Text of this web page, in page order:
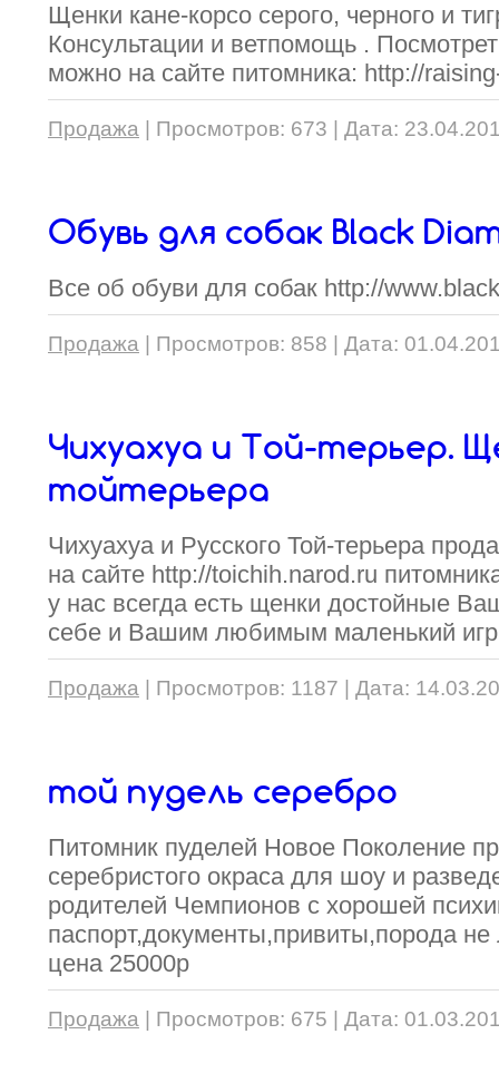
Щенки кане-корсо серого, черного и
Консультации и ветпомощь .
можно на сайте питомника: http://
Продажа Просмотров: 673 Дата:
Обувь для собак Black
Все об обуви для собак http://
Продажа Просмотров: 858 Дата:
Чихуахуа и Той-терьер.
тойтерьера
Чихуахуа и Русского Той-терьера
на сайте http://toichih.narod.ru
у нас всегда есть щенки достойные
себе и Вашим любимым маленький
Продажа Просмотров: 1187 Дата:
той пудель серебро
Питомник пуделей Новое Поколение
серебристого окраса для шоу и
родителей Чемпионов с хорошей
паспорт,документы,привиты,порода не
цена 25000р
Продажа Просмотров: 675 Дата: